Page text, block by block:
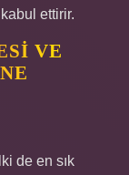
ettirir.
VE
de en sık